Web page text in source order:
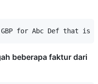
beberapa faktur dari